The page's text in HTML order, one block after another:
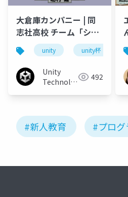
大倉庫カンパニー | 同
志社高校 チーム「シシ
ャモ」- Unityユースク
リエイターカップ 2022
プレゼン発表会本選
unity unity杯
Unity
Technologies 492
#新人教育 #プロ